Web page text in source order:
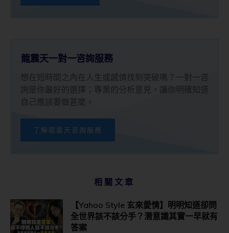
龍震天一對一咨詢服務
想在短時間之內在人生或感情找到突破嗎？一對一咨
詢是你最好的選擇；專業的分析意見，讓你明確知道
自己應該要做甚麼。
了解龍震天咨詢服務
相關文章
【Yahoo Style 玄來愛情】明明知道卻問
全世界該不該分手？潛意識其實一早就有
答案